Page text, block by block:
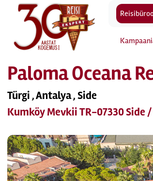
Paloma Oceana
Türgi , Antalya , Side
Kumköy Mevkii TR-07330 Side